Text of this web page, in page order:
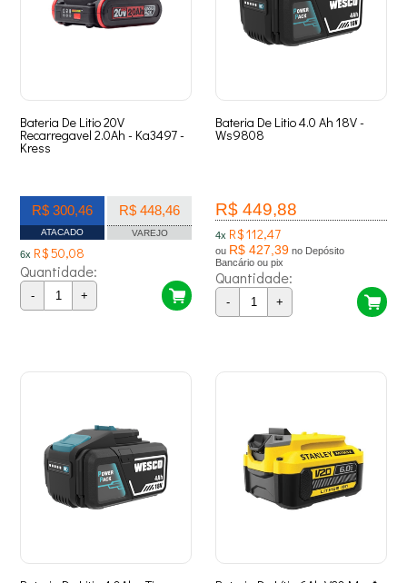
Bateria De Litio 20V
Recarregavel 2.0Ah - Ka3497 -
Kress
R$ 300,46
ATACADO
R$ 448,46
VAREJO
6x R$ 50,08
Quantidade:
- +
Bateria De Litio 4.0 Ah 18V -
Ws9808
R$ 449,88
4x R$ 112,47
ou R$ 427,39 no Depósito
Bancário ou pix
Quantidade:
- +